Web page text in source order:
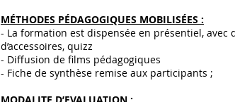
MÉTHODES PÉDAGOGIQUES MOBILISÉES :
- La formation est dispensée en présentiel,
d’accessoires, quizz
- Diffusion de films pédagogiques
- Fiche de synthèse remise aux participants ;